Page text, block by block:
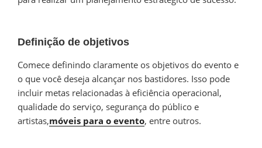
Definição de objetivos
Comece definindo claramente os objetivos do evento e
o que você deseja alcançar nos bastidores. Isso pode
incluir metas relacionadas à eficiência operacional,
qualidade do serviço, segurança do público e
artistas,móveis para o evento, entre outros.